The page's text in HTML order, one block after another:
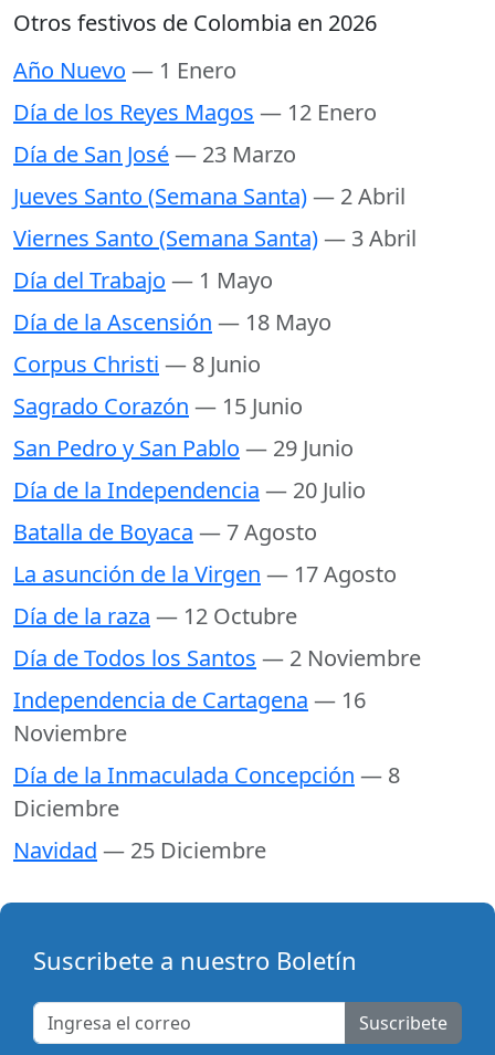
Otros festivos de Colombia en 2026
Año Nuevo — 1 Enero
Día de los Reyes Magos — 12 Enero
Día de San José— 23 Marzo
Jueves Santo (Semana Santa)— 2 Abril
Viernes Santo (Semana Santa)— 3 Abril
Día del Trabajo — 1 Mayo
Día de la Ascensión — 18 Mayo
Corpus Christi — 8 Junio
Sagrado Corazón — 15 Junio
San Pedro y San Pablo — 29 Junio
Día de la Independencia — 20 Julio
Batalla de Boyaca — 7 Agosto
La asunción de la Virgen — 17 Agosto
Día de la raza — 12 Octubre
Día de Todos los Santos — 2 Noviembre
Independencia de Cartagena — 16
Noviembre
Día de la Inmaculada Concepción — 8
Diciembre
Navidad — 25 Diciembre
Suscribete a nuestro Boletín
Suscribete